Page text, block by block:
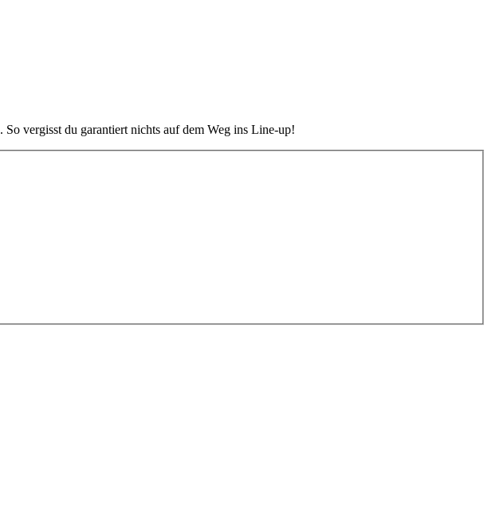
. So vergisst du garantiert nichts auf dem Weg ins Line-up!